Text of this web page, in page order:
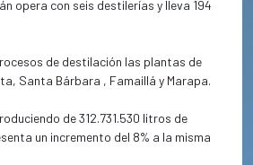
opera con seis destilerías y lleva 194
de destilación las plantas de
Santa Bárbara , Famaillá y Marapa.
de 312.731.530 litros de
un incremento del 8% a la misma